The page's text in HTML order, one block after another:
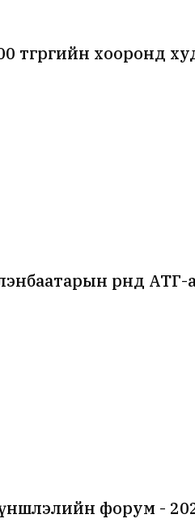
төгрөгийн хооронд
өрөөнд
форум -